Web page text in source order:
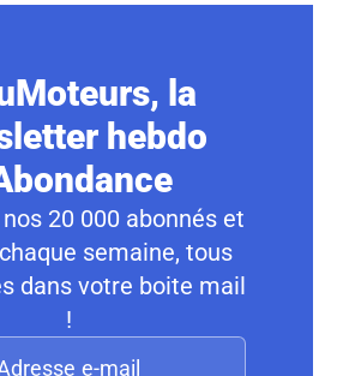
la
hebdo
20 000 abonnés et
semaine, tous
dans votre boite mail
!